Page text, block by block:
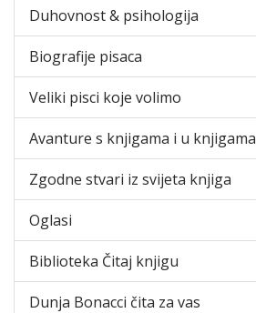
Duhovnost & psihologija
Biografije pisaca
Veliki pisci koje volimo
Avanture s knjigama i u knjigama
Zgodne stvari iz svijeta knjiga
Oglasi
Biblioteka Čitaj knjigu
Dunja Bonacci čita za vas